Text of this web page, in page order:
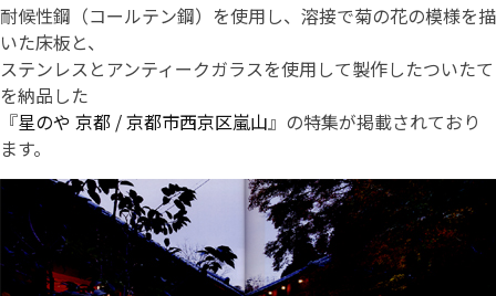
耐候性鋼（コールテン鋼）を使用し、溶接で菊の花の模様を描
いた床板と、
ステンレスとアンティークガラスを使用して製作したついたて
を納品した
『星のや 京都 / 京都市西京区嵐山』の特集が掲載されており
ます。